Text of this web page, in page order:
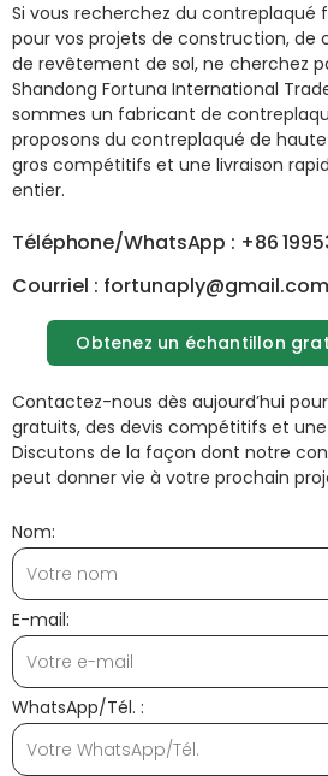
Si vous recherchez du contreplaqué
pour vos projets de construction, de
de revêtement de sol, ne cherchez
Shandong Fortuna International
sommes un fabricant de
proposons du contreplaqué de
gros compétitifs et une livraison
entier.
Téléphone/WhatsApp : +86
Courriel : fortunaply@gmail.com
Obtenez un échantillon
Contactez-nous dès aujourd’hui
gratuits, des devis compétitifs et une
Discutons de la façon dont notre
peut donner vie à votre prochain
Nom:
E-mail:
WhatsApp/Tél. :